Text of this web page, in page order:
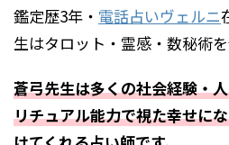
鑑定歴3年・ 電話占いヴェルニ
生はタロット・霊感・数秘術を
蒼弓先生は多くの社会経験・
リチュアル能力で視た幸せに